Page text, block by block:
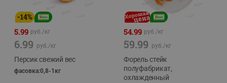
-14%
5.99 руб./кг
6.99 руб./кг
Персик свежий вес
фасовка:0,8-1кг
54.99 руб./кг
59.99 руб./кг
Форель стейк
полуфабрикат,
охлажденный